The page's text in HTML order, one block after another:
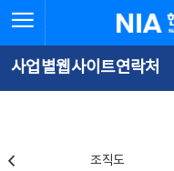
문
로
가
체
뉴
바
가
한국지능
사업별웹사이트연락처
조직도